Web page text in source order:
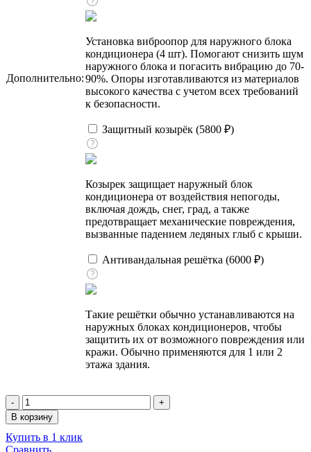
Дополнительно:
Установка виброопор для наружного блока
кондиционера (4 шт). Помогают снизить шум
наружного блока и погасить вибрацию до 70-
90%. Опоры изготавливаются из материалов
высокого качества с учетом всех требований
к безопасности.
Защитный козырёк (5800 ₽)
Козырек защищает наружный блок
кондиционера от воздействия непогоды,
включая дождь, снег, град, а также
предотвращает механические повреждения,
вызванные падением ледяных глыб с крыши.
Антивандальная решётка (6000 ₽)
Такие решётки обычно устанавливаются на
наружных блоках кондиционеров, чтобы
защитить их от возможного повреждения или
кражи. Обычно применяются для 1 или 2
этажа здания.
Количество
товара
Кондиционер
настенный,
В корзину
Купить в 1 клик
Сравнить